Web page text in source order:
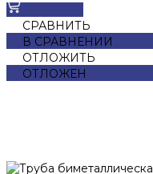
СРАВНИТЬ
В СРАВНЕНИИ
ОТЛОЖИТЬ
ОТЛОЖЕН